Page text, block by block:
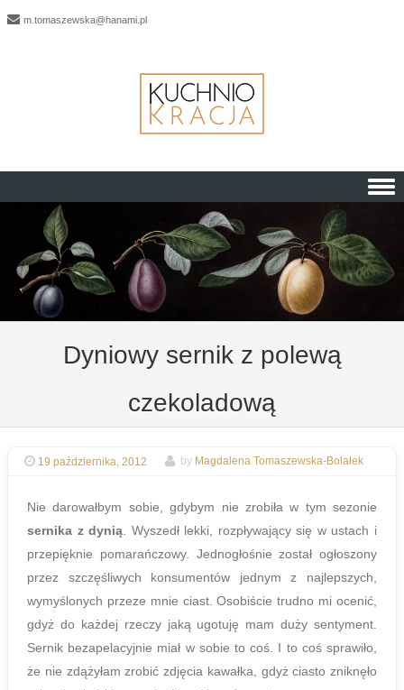
m.tomaszewska@hanami.pl
Skip to content
Dyniowy sernik z polewą
czekoladową
19 października, 2012 by Magdalena Tomaszewska-Bolałek
Nie darowałbym sobie, gdybym nie zrobiła w tym sezonie
sernika z dynią. Wyszedł lekki, rozpływający się w ustach i
przepięknie pomarańczowy. Jednogłośnie został ogłoszony
przez szczęśliwych konsumentów jednym z najlepszych,
wymyślonych przeze mnie ciast. Osobiście trudno mi ocenić,
gdyż do każdej rzeczy jaką ugotuję mam duży sentyment.
Sernik bezapelacyjnie miał w sobie to coś. I to coś sprawiło,
że nie zdążyłam zrobić zdjęcia kawałka, gdyż ciasto zniknęło